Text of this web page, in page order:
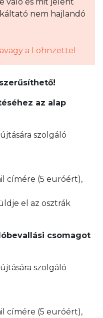
nem hajlandó
az alap
szolgáló
címére (5 euróért),
el az osztrák
csomagot
szolgáló
címére (5 euróért),